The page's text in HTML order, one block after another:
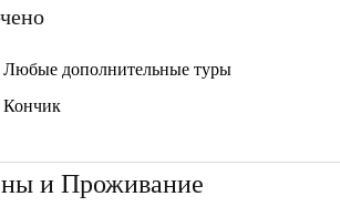
Любые дополнительные туры
Кончик
и Проживание